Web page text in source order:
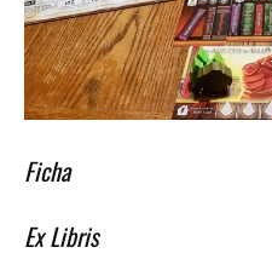
Ficha
Ex Libris